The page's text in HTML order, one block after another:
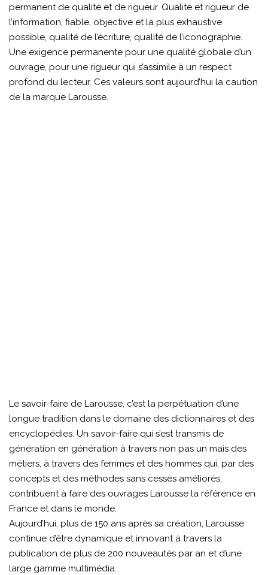
permanent de qualité et de rigueur. Qualité et rigueur de
l’information, fiable, objective et la plus exhaustive
possible, qualité de l’écriture, qualité de l’iconographie.
Une exigence permanente pour une qualité globale d’un
ouvrage, pour une rigueur qui s’assimile à un respect
profond du lecteur. Ces valeurs sont aujourd’hui la caution
de la marque Larousse.
Le savoir-faire de Larousse, c’est la perpétuation d’une
longue tradition dans le domaine des dictionnaires et des
encyclopédies. Un savoir-faire qui s’est transmis de
génération en génération à travers non pas un mais des
métiers, à travers des femmes et des hommes qui, par des
concepts et des méthodes sans cesses améliorés,
contribuent à faire des ouvrages Larousse la référence en
France et dans le monde.
Aujourd’hui, plus de 150 ans après sa création, Larousse
continue d’être dynamique et innovant à travers la
publication de plus de 200 nouveautés par an et d’une
large gamme multimédia.